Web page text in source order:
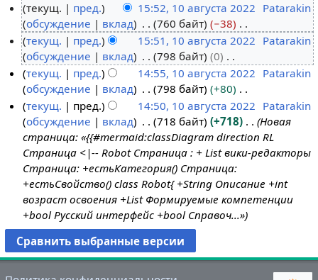
0
в
у
текущ. пред. 15:52, 10 августа 2022 Patarakin
обсуждение
вклад 760 байт
−38
Н
е
т
о
п
и
с
а
н
и
я
п
р
а
в
текущ. пред. 15:51, 10 августа 2022 Patarakin
обсуждение
вклад 798 байт
0
Н
е
т
о
п
и
с
а
н
и
я
п
р
текущ. пред. 14:55, 10 августа 2022 Patarakin
обсуждение
вклад 798 байт
+80
Н
е
т
о
п
и
с
а
н
и
я
п
текущ. пред. 14:50, 10 августа 2022 Patarakin
обсуждение
вклад 718 байт +718
Новая
страница: «{{#mermaid:classDiagram direction RL
Страница <|-- Robot Страница : + List вики-редакторы
Страница: +естьКатегория() Страница:
+естьСвойство() class Robot{ +String Описание +int
возраст освоения +List Формируемые компетенции
+bool Русский интерфейс +bool Справоч...»